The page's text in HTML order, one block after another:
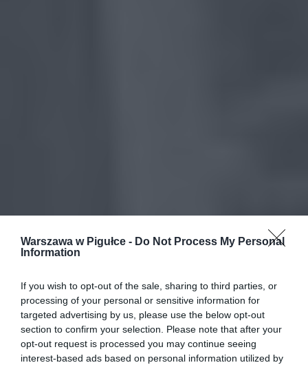
Warszawa w Pigułce - Do Not Process My Personal
Information
If you wish to opt-out of the sale, sharing to third parties, or
processing of your personal or sensitive information for
targeted advertising by us, please use the below opt-out
section to confirm your selection. Please note that after your
opt-out request is processed you may continue seeing
interest-based ads based on personal information utilized by